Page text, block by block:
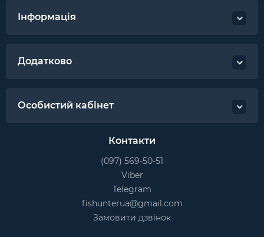
Інформація
Додатково
Особистий кабінет
Контакти
(097) 569-50-51
Viber
Telegram
fishunterua@gmail.com
Замовити дзвінок